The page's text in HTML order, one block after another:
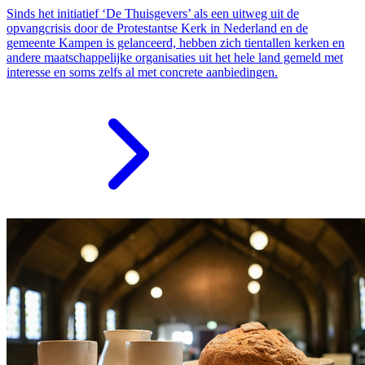
Sinds het initiatief ‘De Thuisgevers’ als een uitweg uit de
opvangcrisis door de Protestantse Kerk in Nederland en de
gemeente Kampen is gelanceerd, hebben zich tientallen kerken en
andere maatschappelijke organisaties uit het hele land gemeld met
interesse en soms zelfs al met concrete aanbiedingen.